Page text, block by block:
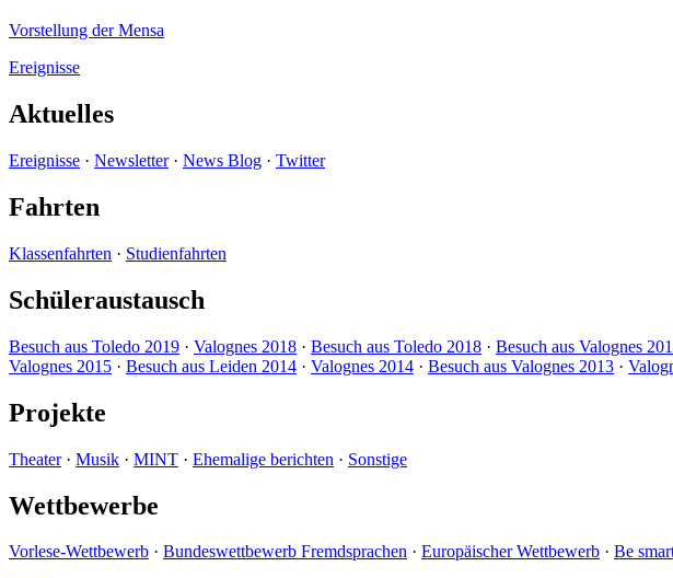
Vorstellung der Mensa
Ereignisse
Aktuelles
Ereignisse · Newsletter· News Blog · Twitter
Fahrten
Klassenfahrten · Studienfahrten
Schüleraustausch
Besuch aus Toledo 2019 · Valognes 2018 · Besuch aus Toledo 2018 · Besuch aus Valognes
Valognes 2015 · Besuch aus Leiden 2014 · Valognes 2014 · Besuch aus Valognes 2013 ·
Projekte
Theater· Musik · MINT · Ehemalige berichten · Sonstige
Wettbewerbe
Vorlese-Wettbewerb · Bundeswettbewerb Fremdsprachen · Europäischer Wettbewerb · Be